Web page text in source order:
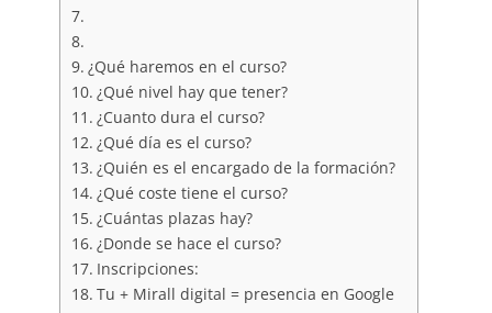
¿Qué haremos en el curso?
¿Qué nivel hay que tener?
¿Cuanto dura el curso?
¿Qué día es el curso?
¿Quién es el encargado de la formación?
¿Qué coste tiene el curso?
¿Cuántas plazas hay?
¿Donde se hace el curso?
Inscripciones:
Tu + Mirall digital = presencia en Google